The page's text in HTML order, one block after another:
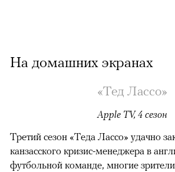
На домашних экранах
«Тед Лассо»
Apple TV, 4 сезон
Третий сезон «Теда Лассо» удачно
канзасского кризис-менеджера в
футбольной команде, многие